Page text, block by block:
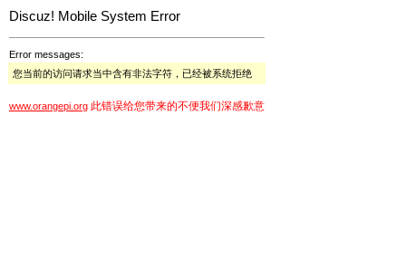
Discuz! Mobile System Error
Error messages:
您当前的访问请求当中含有非法字符，已经被系统拒绝
www.orangepi.org 此错误给您带来的不便我们深感歉意